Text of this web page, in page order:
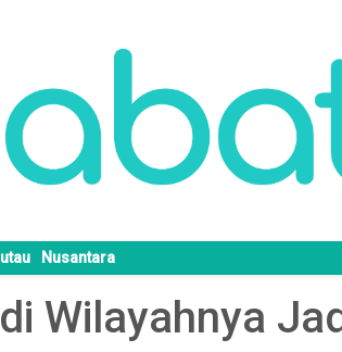
Nusantara
Wilayahnya